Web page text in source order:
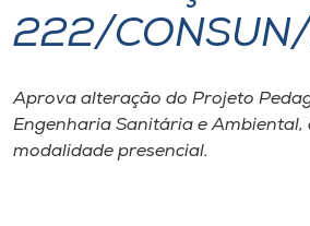
I.nova
Diplomados
222/
Aprova alteração do Projeto
Engenharia Sanitária e Ambiental,
modalidade presencial.